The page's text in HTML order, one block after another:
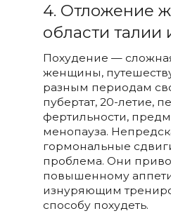
4. Отложение
области талии
Похудение —
женщины,
разным периодам
пубертат, 20-летие,
фертильности,
менопауза.
гормональные
проблема. Они
повышенному
изнуряющим
способу похудеть.